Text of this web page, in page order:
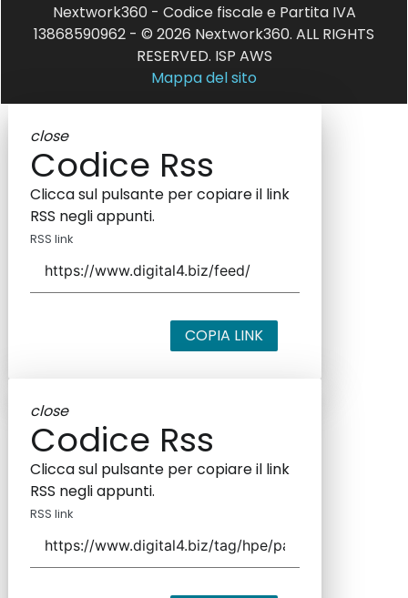
Nextwork360 - Codice fiscale e Partita IVA
13868590962 - © 2026 Nextwork360. ALL RIGHTS
RESERVED. ISP AWS
Mappa del sito
close
Codice Rss
Clicca sul pulsante per copiare il link
RSS negli appunti.
RSS link
COPIA LINK
close
Codice Rss
Clicca sul pulsante per copiare il link
RSS negli appunti.
RSS link